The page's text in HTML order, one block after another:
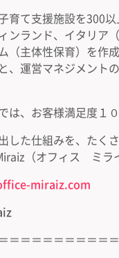
育て支援施設を300
ンランド、イタリア
（主体性保育）を作
、運営マネジメント
は、お客様満足度１
した仕組みを、たく
（オフィス ミラ
miraiz.com
＝＝＝＝＝＝＝＝＝